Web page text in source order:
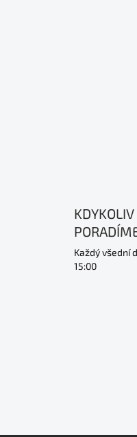
Každý všední
15:00